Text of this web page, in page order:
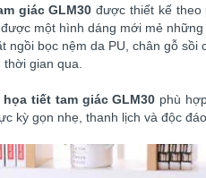
giác GLM30 được thiết kế theo
một hình dáng mới mẻ những
ngồi bọc nệm da PU, chân gỗ
gian qua.
tiết tam giác GLM30 phù
kỳ gọn nhẹ, thanh lịch và độc đáo.